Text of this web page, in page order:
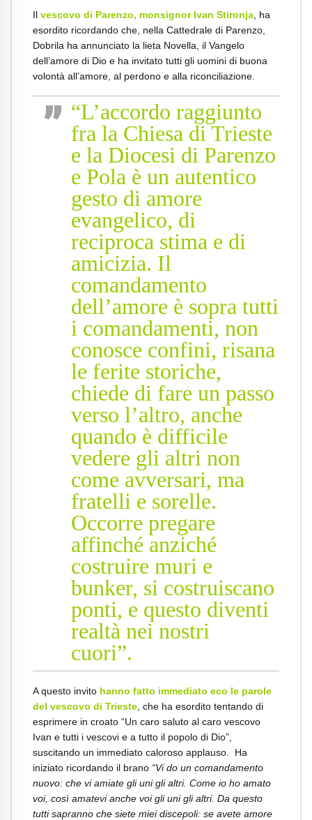
Il vescovo di Parenzo, monsignor Ivan Stironja, ha
esordito ricordando che, nella Cattedrale di Parenzo,
Dobrila ha annunciato la lieta Novella, il Vangelo
dell’amore di Dio e ha invitato tutti gli uomini di buona
volontà all’amore, al perdono e alla riconciliazione.
“L’accordo raggiunto
fra la Chiesa di Trieste
e la Diocesi di Parenzo
e Pola è un autentico
gesto di amore
evangelico, di
reciproca stima e di
amicizia. Il
comandamento
dell’amore è sopra tutti
i comandamenti, non
conosce confini, risana
le ferite storiche,
chiede di fare un passo
verso l’altro, anche
quando è difficile
vedere gli altri non
come avversari, ma
fratelli e sorelle.
Occorre pregare
affinché anziché
costruire muri e
bunker, si costruiscano
ponti, e questo diventi
realtà nei nostri
cuori”.
A questo invito hanno fatto immediato eco le parole
del vescovo di Trieste , che ha esordito tentando di
esprimere in croato “Un caro saluto al caro vescovo
Ivan e tutti i vescovi e a tutto il popolo di Dio”,
suscitando un immediato caloroso applauso. Ha
iniziato ricordando il brano “Vi do un comandamento
nuovo: che vi amiate gli uni gli altri. Come io ho amato
voi, così amatevi anche voi gli uni gli altri. Da questo
tutti sapranno che siete miei discepoli: se avete amore